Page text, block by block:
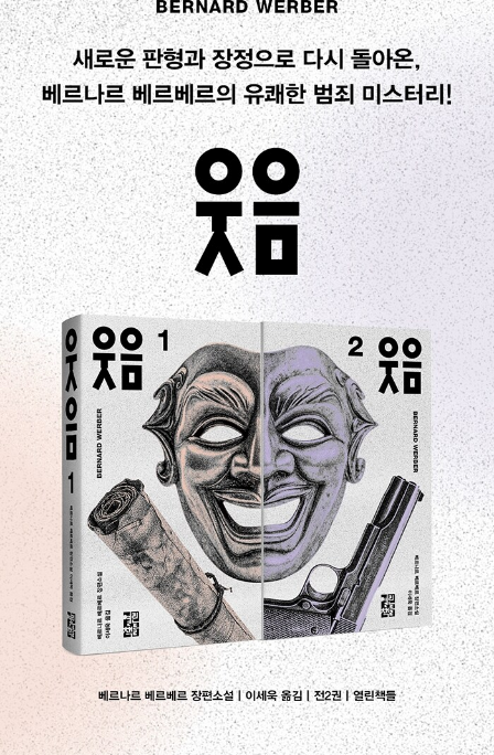
의 『황금 구슬』, 카롤린 봉그랑의 『밑줄 긋는 남자』, 브램 스토커의
『드라큘라』, 파트리크 모디아노의 『우리 아빠는 엉뚱해』, 장자크 상
페의 『속 깊은 이성 친구』, 에리크 오르세나의 『오래오래』, 『두 해 여
름』, 마르셀 에메의 『벽으로 드나드는 남자』, 장크리스토프 그랑제의
『늑대의 제국』, 『검은 선』, 『미세레레』, 드니 게즈의 『머리털자리』, 네
주 시노의 『슬픈 호랑이』 등이 있다.